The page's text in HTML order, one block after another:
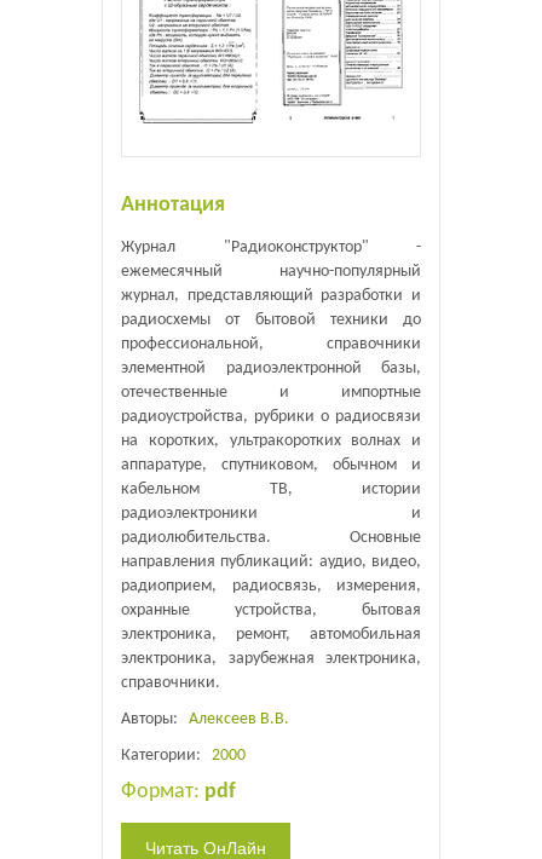
Аннотация
Журнал "Радиоконструктор" -
ежемесячный научно-популярный
журнал, представляющий разработки и
радиосхемы от бытовой техники до
профессиональной, справочники
элементной радиоэлектронной базы,
отечественные и импортные
радиоустройства, рубрики о радиосвязи
на коротких, ультракоротких волнах и
аппаратуре, спутниковом, обычном и
кабельном ТВ, истории
радиоэлектроники и
радиолюбительства. Основные
направления публикаций: аудио, видео,
радиоприем, радиосвязь, измерения,
охранные устройства, бытовая
электроника, ремонт, автомобильная
электроника, зарубежная электроника,
справочники.
Авторы: Алексеев В.В.
Категории: 2000
Формат: pdf